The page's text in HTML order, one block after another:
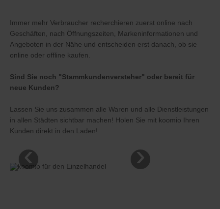
Immer mehr Verbraucher recherchieren zuerst online nach
Geschäften, nach Öffnungszeiten, Markeninformationen und
Angeboten in der Nähe und entscheiden erst danach, ob sie
online oder offline kaufen.
Sind Sie noch "Stammkundenversteher" oder bereit für
neue Kunden?
Lassen Sie uns zusammen alle Waren und alle Dienstleistungen
in allen Städten sichtbar machen! Holen Sie mit koomio Ihren
Kunden direkt in den Laden!
‹ ›